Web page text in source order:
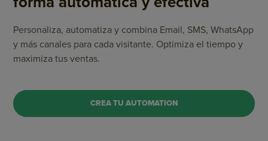
Personaliza, automatiza y combina Email, SMS, WhatsApp
y más canales para cada visitante. Optimiza el tiempo y
maximiza tus ventas.
CREA TU AUTOMATION